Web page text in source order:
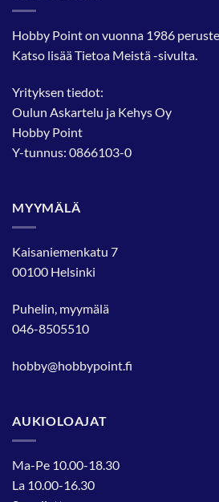
Hobby Point on vuonna 1986
Katso lisääTietoa Meistä-sivulta.
Yrityksen tiedot:
Oulun Askartelu ja Kehys Oy
Hobby Point
Y-tunnus: 0866103-0
MYYMÄLÄ
Kaisaniemenkatu 7
00100 Helsinki
Puhelin, myymälä
046-8505510
hobby@hobbypoint.fi
AUKIOLOAJAT
Ma-Pe 10.00-18.30
La 10.00-16.30